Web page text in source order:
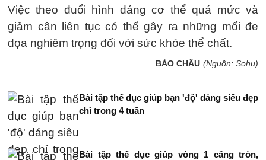
Việc theo đuổi hình dáng cơ thể quá mức và
giảm cân liên tục có thể gây ra những mối đe
dọa nghiêm trọng đối với sức khỏe thể chất.
BẢO CHÂU (Nguồn: Sohu)
Bài tập thể dục giúp bạn 'độ' dáng siêu đẹp
chỉ trong 4 tuần
Bài tập thể dục giúp vòng 1 căng tròn,